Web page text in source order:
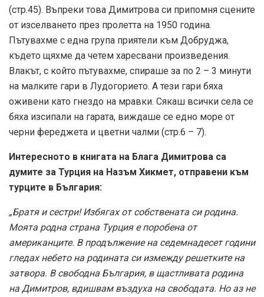
(стр.45). Въпреки това Димитрова си припомня сцените
от изселването през пролетта на 1950 година.
Пътувахме с една група приятели към Добруджа,
където щяхме да четем харесвани произведения.
Влакът, с който пътувахме, спираше за по 2 – 3 минути
на малките гари в Лудогорието. А тези гари бяха
оживени като гнездо на мравки. Сякаш всички села се
бяха изсипали на гарата, виждаше се едно море от
черни фереджета и цветни чалми (стр.6 – 7).
Интересното в книгата на Блага Димитрова са
думите за Турция на Назъм Хикмет, отправени към
турците в България:
„Братя и сестри! Избягах от собствената си родина.
Моята родна страна Турция е поробена от
американците. В продължение на седемнадесет години
гледах небето на родината си измежду решетките на
затвора. В свободна България, в щастливата родина
на Димитров, вдишвам въздуха на свободата. Но аз не